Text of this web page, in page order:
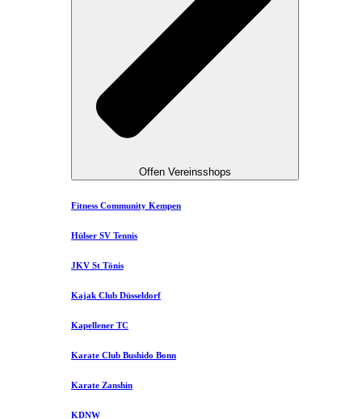
Offen Vereinsshops
Fitness Community Kempen
Hülser SV Tennis
JKV St Tönis
Kajak Club Düsseldorf
Kapellener TC
Karate Club Bushido Bonn
Karate Zanshin
KDNW